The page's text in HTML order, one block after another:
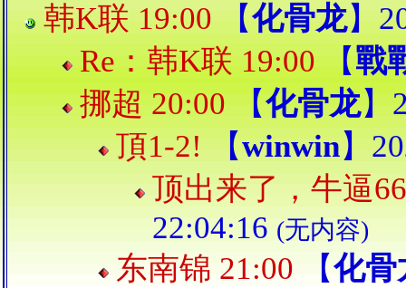
韩K联 19:00 【化骨龙】
Re：韩K联 19:00【戰
挪超 20:00【化骨龙】
頂1-2!
【winwin】
顶出来了，牛逼
22:04:16 (无内容)
东南锦 21:00 【化骨